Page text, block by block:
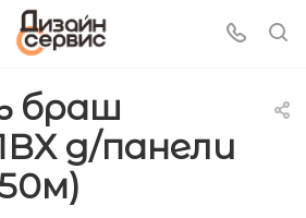
браш
д/панели